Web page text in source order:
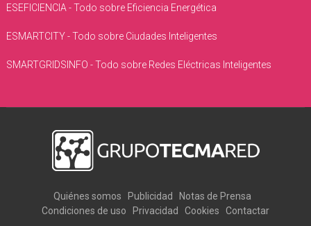
ESEFICIENCIA - Todo sobre Eficiencia Energética
ESMARTCITY - Todo sobre Ciudades Inteligentes
SMARTGRIDSINFO - Todo sobre Redes Eléctricas Inteligentes
Quiénes somos Publicidad
Notas de Prensa
Condiciones de uso
Privacidad Cookies Contactar